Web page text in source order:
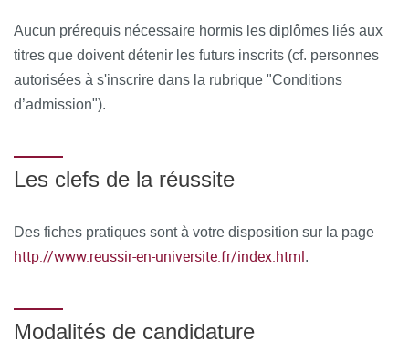
Aucun prérequis nécessaire hormis les diplômes liés aux
titres que doivent détenir les futurs inscrits (cf. personnes
autorisées à s'inscrire dans la rubrique "Conditions
d’admission").
Les clefs de la réussite
Des fiches pratiques sont à votre disposition sur la page
http://www.reussir-en-universite.fr/index.html.
Modalités de candidature